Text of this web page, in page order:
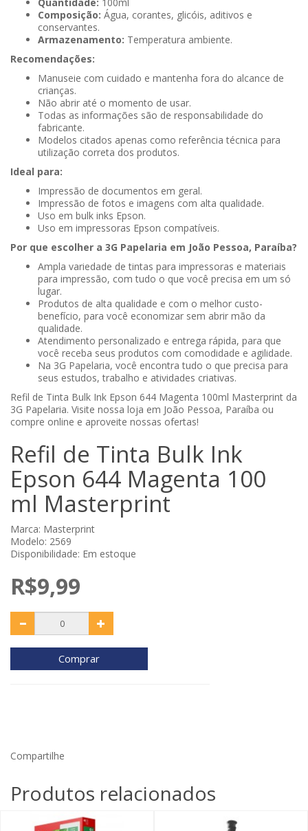
Composição: Água, corantes, glicóis, aditivos e
conservantes.
Armazenamento: Temperatura ambiente.
Recomendações:
Manuseie com cuidado e mantenha fora do alcance de
crianças.
Não abrir até o momento de usar.
Todas as informações são de responsabilidade do
fabricante.
Modelos citados apenas como referência técnica para
utilização correta dos produtos.
Ideal para:
Impressão de documentos em geral.
Impressão de fotos e imagens com alta qualidade.
Uso em bulk inks Epson.
Uso em impressoras Epson compatíveis.
Por que escolher a 3G Papelaria em João Pessoa, Paraíba?
Ampla variedade de tintas para impressoras e materiais
para impressão, com tudo o que você precisa em um só
lugar.
Produtos de alta qualidade e com o melhor custo-
benefício, para você economizar sem abrir mão da
qualidade.
Atendimento personalizado e entrega rápida, para que
você receba seus produtos com comodidade e agilidade.
Na 3G Papelaria, você encontra tudo o que precisa para
seus estudos, trabalho e atividades criativas.
Refil de Tinta Bulk Ink Epson 644 Magenta 100ml Masterprint da
3G Papelaria. Visite nossa loja em João Pessoa, Paraíba ou
compre online e aproveite nossas ofertas!
Refil de Tinta Bulk Ink
Epson 644 Magenta 100
ml Masterprint
Marca: Masterprint
Modelo: 2569
Disponibilidade: Em estoque
R$9,99
Comprar
Compartilhe
Produtos relacionados